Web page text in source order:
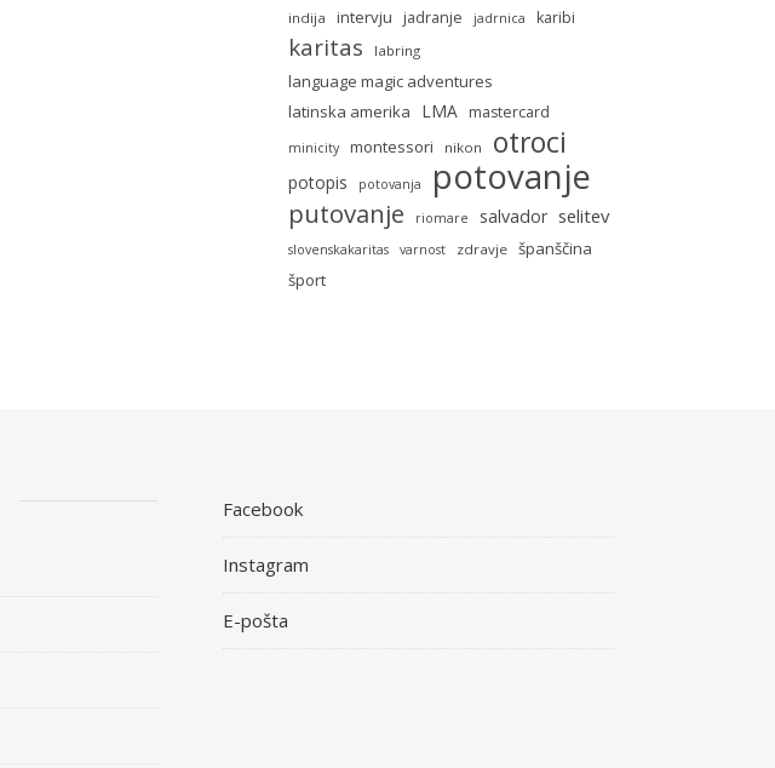
indija intervju jadranje jadrnica karibi
karitas labring
language magic adventures
latinska amerika
LMA mastercard
minicity montessori nikon otroci
potopis potovanja potovanje
putovanje riomare salvador selitev
slovenskakaritas varnost zdravje španščina
šport
Facebook
Instagram
E-pošta